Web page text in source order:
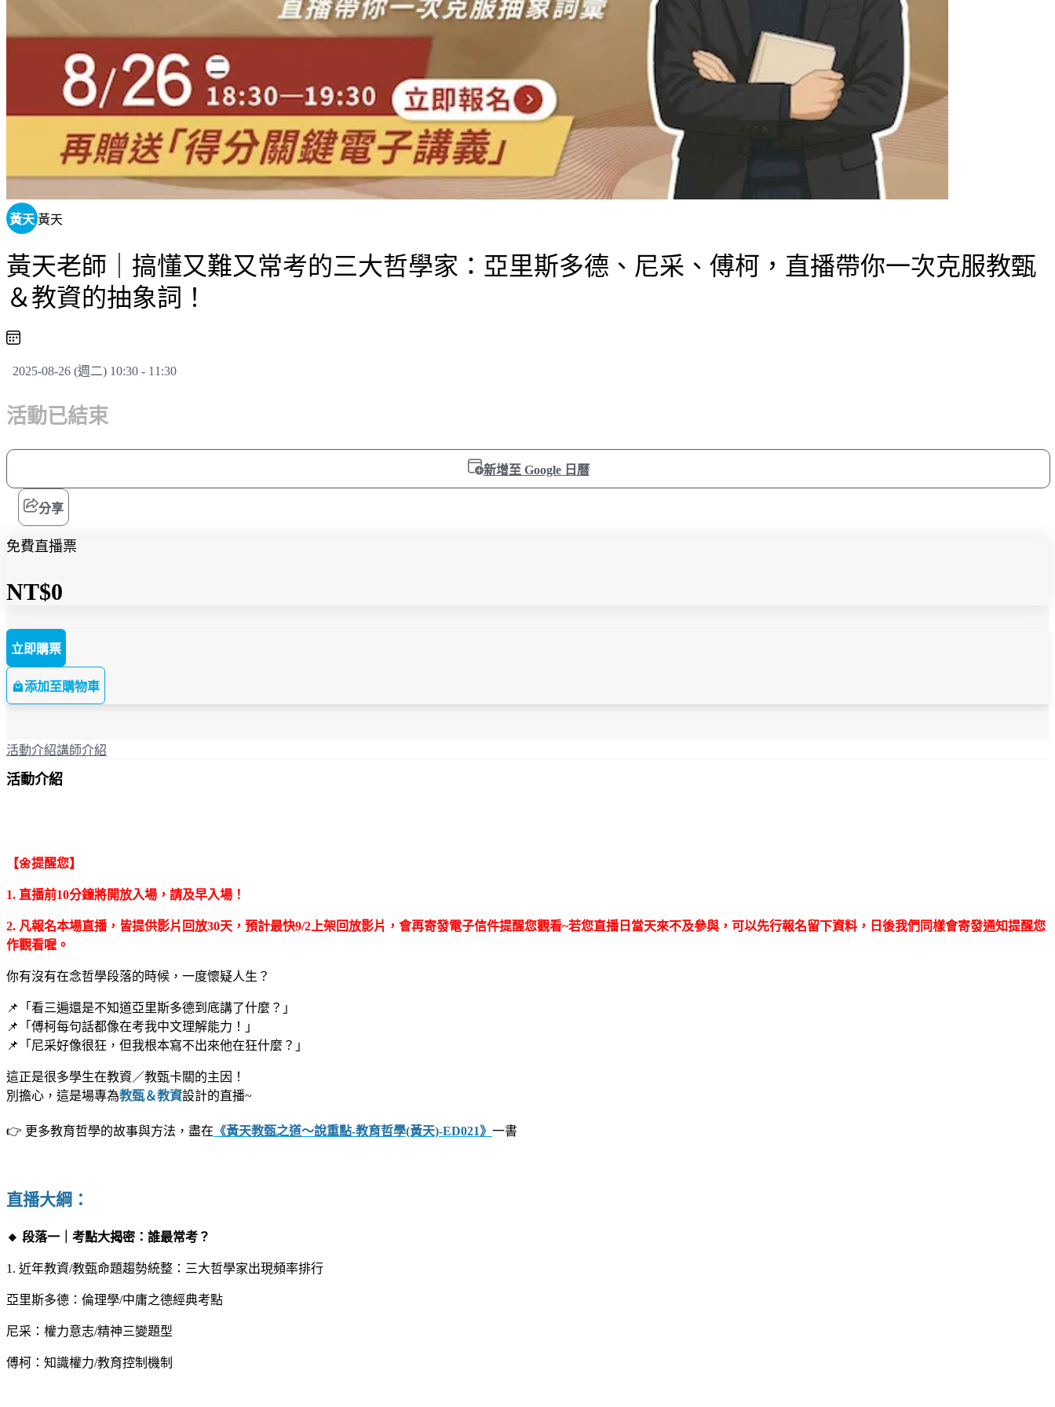
黃天 黃天
黃天老師｜搞懂又難又常考的三大哲學家：亞里斯多德、尼采、傅柯，直播帶你一次克服教甄
＆教資的抽象詞！
2025-08-26 (週二) 10:30 - 11:30
活動已結束
新增至 Google 日曆
分享
免費直播票
NT$0
立即購票
添加至購物車
活動介紹講師介紹
活動介紹
【🌼提醒您】
1. 直播前10分鐘將開放入場，請及早入場！
2. 凡報名本場直播，皆提供影片回放30天，預計最快9/2上架回放影片，會再寄發電子信件提醒您觀看~若您直播日當天來不及參與，可以先行報名留下資料，日後我們同樣會寄發通知提醒您
作觀看喔。
你有沒有在念哲學段落的時候，一度懷疑人生？
📌「看三遍還是不知道亞里斯多德到底講了什麼？」
📌「傅柯每句話都像在考我中文理解能力！」
📌「尼采好像很狂，但我根本寫不出來他在狂什麼？」
這正是很多學生在教資／教甄卡關的主因！
別擔心，這是場專為教甄＆教資設計的直播~
👉 更多教育哲學的故事與方法，盡在 《黃天教甄之道～說重點-教育哲學(黃天)-ED021》 一書
直播大綱：
🔸 段落一｜考點大揭密：誰最常考？
1. 近年教資/教甄命題趨勢統整：三大哲學家出現頻率排行
亞里斯多德：倫理學/中庸之德經典考點
尼采：權力意志/精神三變題型
傅柯：知識權力/教育控制機制